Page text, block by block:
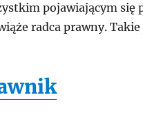
pojawiającym się
radca prawny. Takie